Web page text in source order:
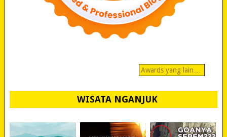
Awards yang lain…
WISATA NGANJUK